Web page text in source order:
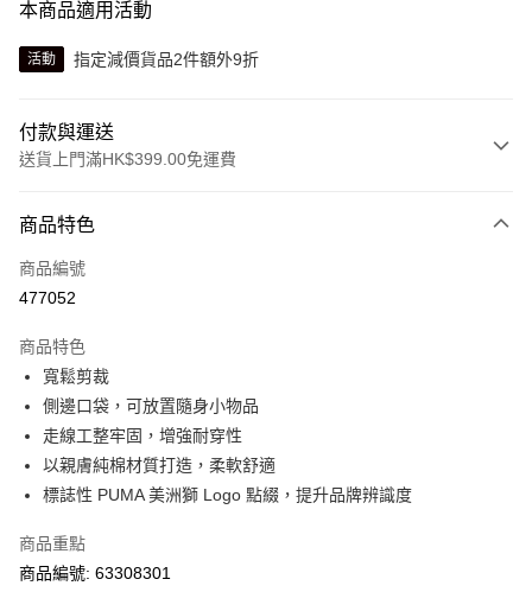
本商品適用活動
活動 指定減價貨品2件額外9折
付款與運送
送貨上門滿HK$399.00免運費
信用卡
線上付款
Alipay, PayMe, WeChat Pay, UnionPay, FPS
送貨方式
單筆訂單淨值滿$399可享免運費優惠
每筆HK$30.00，滿HK$399.00或以上免運費
滿$599可享澳門免運費優惠
商品特色
商品編號
477052
商品特色
寬鬆剪裁
側邊口袋，可放置隨身小物品
走線工整牢固，增強耐穿性
以親膚純棉材質打造，柔軟舒適
標誌性 PUMA 美洲獅 Logo 點綴，提升品牌辨識度
商品重點
商品編號: 63308301